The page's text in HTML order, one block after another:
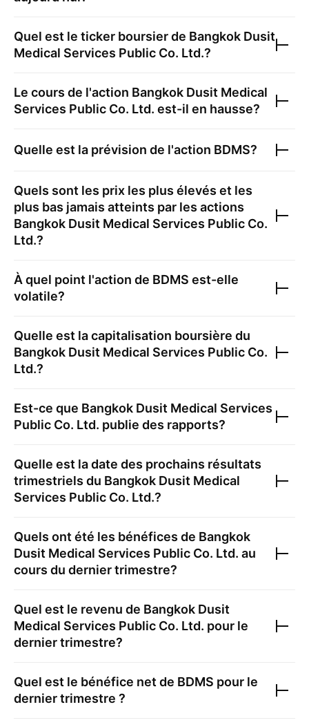
Quel est le ticker boursier de Bangkok Dusit
Medical Services Public Co. Ltd.?
Le cours de l'action Bangkok Dusit Medical
Services Public Co. Ltd. est-il en hausse?
Quelle est la prévision de l'action BDMS?
Quels sont les prix les plus élevés et les
plus bas jamais atteints par les actions
Bangkok Dusit Medical Services Public Co.
Ltd.?
À quel point l'action de BDMS est-elle
volatile?
Quelle est la capitalisation boursière du
Bangkok Dusit Medical Services Public Co.
Ltd.?
Est-ce que Bangkok Dusit Medical Services
Public Co. Ltd. publie des rapports?
Quelle est la date des prochains résultats
trimestriels du Bangkok Dusit Medical
Services Public Co. Ltd.?
Quels ont été les bénéfices de Bangkok
Dusit Medical Services Public Co. Ltd. au
cours du dernier trimestre?
Quel est le revenu de Bangkok Dusit
Medical Services Public Co. Ltd. pour le
dernier trimestre?
Quel est le bénéfice net de BDMS pour le
dernier trimestre ?